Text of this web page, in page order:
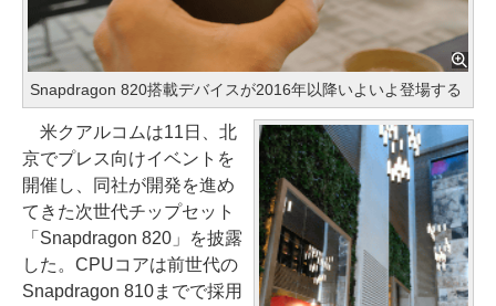
Snapdragon 820搭載デバイスが2016年以降いよいよ登場する
米クアルコムは11日、北
京でプレス向けイベントを
開催し、同社が開発を進め
てきた次世代チップセット
「Snapdragon 820」を披露
した。CPUコアは前世代の
Snapdragon 810までで採用